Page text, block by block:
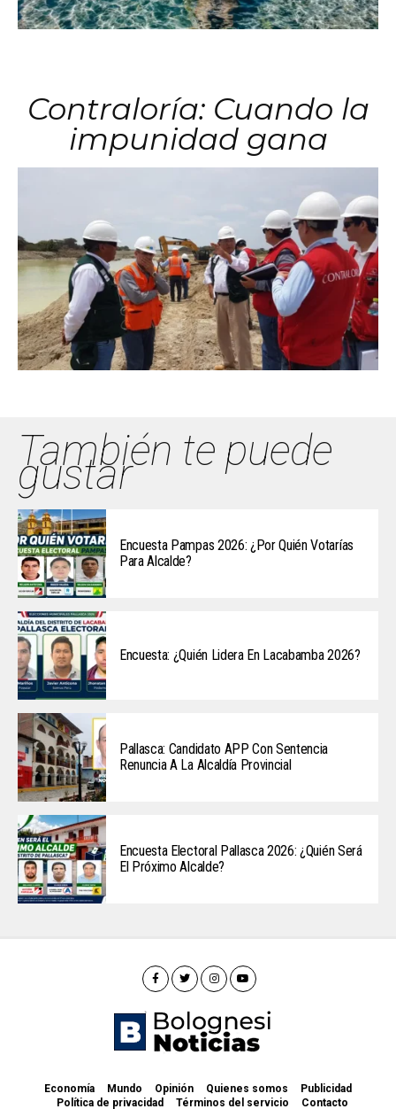
Contraloría: Cuando la
impunidad gana
También te puede
gustar
Encuesta Pampas 2026: ¿Por Quién Votarías
Para Alcalde?
Encuesta: ¿Quién Lidera En Lacabamba 2026?
Pallasca: Candidato APP Con Sentencia
Renuncia A La Alcaldía Provincial
Encuesta Electoral Pallasca 2026: ¿Quién Será
El Próximo Alcalde?
Economía Mundo Opinión Quienes somos
Publicidad
Política de privacidad
Términos del servicio Contacto